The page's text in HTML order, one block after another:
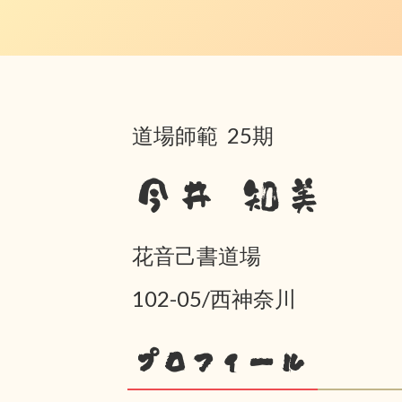
道場師範 25期
今井 知美
花音己書道場
102-05/西神奈川
プロフィール